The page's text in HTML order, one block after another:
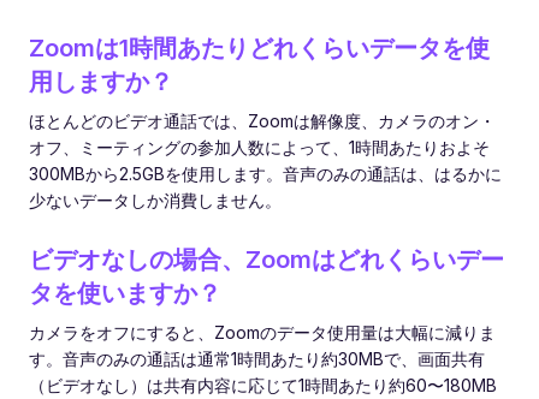
Zoomは1時間あたりどれくらいデータを使
用しますか？
ほとんどのビデオ通話では、Zoomは解像度、カメラのオン・
オフ、ミーティングの参加人数によって、1時間あたりおよそ
300MBから2.5GBを使用します。音声のみの通話は、はるかに
少ないデータしか消費しません。
ビデオなしの場合、Zoomはどれくらいデー
タを使いますか？
カメラをオフにすると、Zoomのデータ使用量は大幅に減りま
す。音声のみの通話は通常1時間あたり約30MBで、画面共有
（ビデオなし）は共有内容に応じて1時間あたり約60〜180MB